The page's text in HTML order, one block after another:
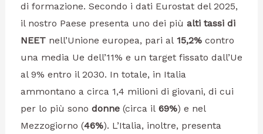
di formazione. Secondo i dati Eurostat del 2025,
il nostro Paese presenta uno dei più alti tassi di
NEETnell’Unione europea, pari al 15,2%contro
una media Ue dell’11% e un target fissato dall’Ue
al 9% entro il 2030. In totale, in Italia
ammontano a circa 1,4 milioni di giovani, di cui
per lo più sono donne (circa il 69%) e nel
Mezzogiorno (46%). L’Italia, inoltre, presenta